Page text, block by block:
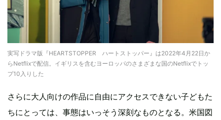
実写ドラマ版『HEARTSTOPPER ハートストッパー』は2022年4月22日か
らNetflixで配信。イギリスを含むヨーロッパのさまざまな国のNetflixでトッ
プ10入りした
さらに大人向けの作品に自由にアクセスできない子どもた
ちにとっては、事態はいっそう深刻なものとなる。米国図